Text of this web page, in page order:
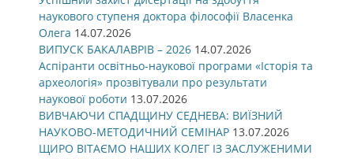
наукового ступеня доктора філософії Власенка
Олега 14.07.2026
ВИПУСК БАКАЛАВРІВ – 2026 14.07.2026
Аспіранти освітньо-наукової програми «Історія та
археологія» прозвітували про результати
наукової роботи 13.07.2026
ВИВЧАЮЧИ СПАДЩИНУ СЕДНЕВА: ВИЇЗНИЙ
НАУКОВО-МЕТОДИЧНИЙ СЕМІНАР 13.07.2026
ЩИРО ВІТАЄМО НАШИХ КОЛЕГ ІЗ ЗАСЛУЖЕНИМИ